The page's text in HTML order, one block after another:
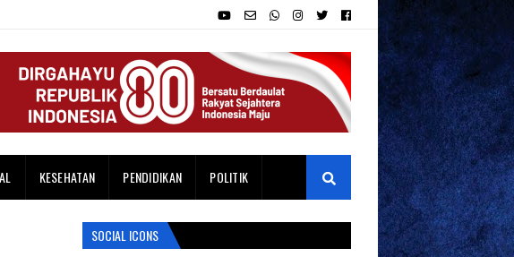
KESEHATAN PENDIDIKAN POLITIK
SOCIAL ICONS